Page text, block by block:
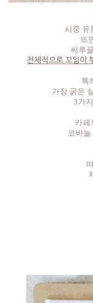
시중 유
뜨
씨루
전체적으로 꼬임이
특
가장 굵은
3가
카페
코바늘